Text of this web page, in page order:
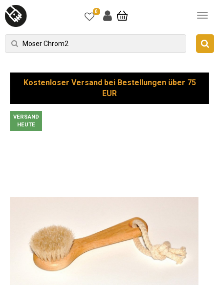
0
Kostenloser Versand bei Bestellungen über 75
EUR
VERSAND
HEUTE